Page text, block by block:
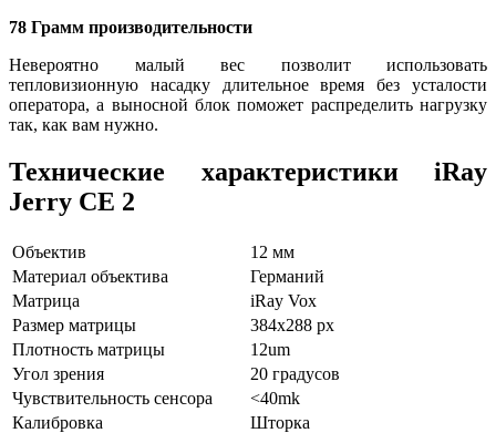
78 Грамм производительности
Невероятно малый вес позволит использовать
тепловизионную насадку длительное время без усталости
оператора, а выносной блок поможет распределить нагрузку
так, как вам нужно.
Технические характеристики iRay
Jerry CE 2
Объектив
12 мм
Материал объектива
Германий
Матрица
iRay Vox
Размер матрицы
384x288 px
Плотность матрицы
12um
Угол зрения
20 градусов
Чувствительность сенсора
<40mk
Калибровка
Шторка